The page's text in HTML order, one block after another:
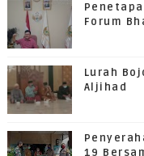
Forum
Lurah
Aljihad
19